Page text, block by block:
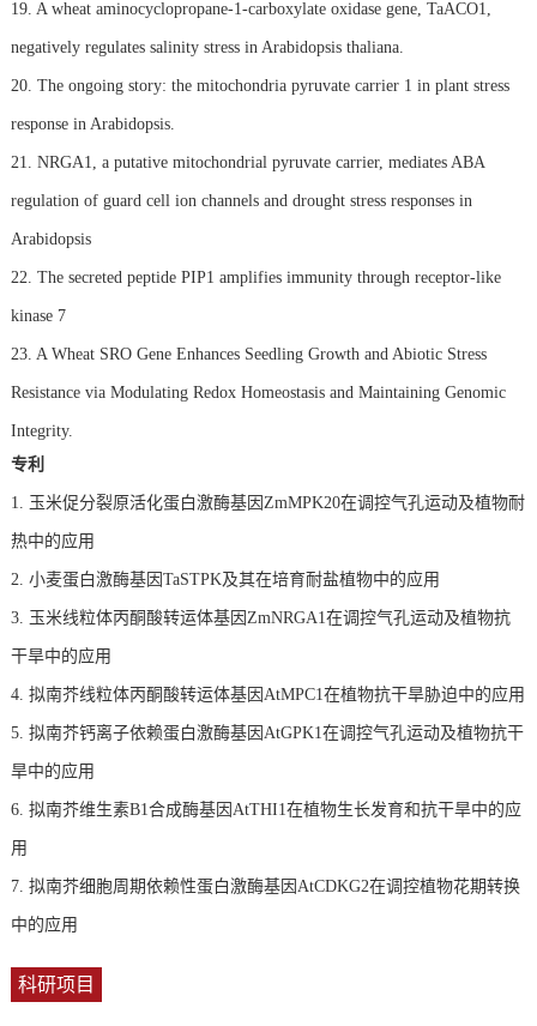
19. A wheat aminocyclopropane-1-carboxylate oxidase gene, TaACO1,
negatively regulates salinity stress in Arabidopsis thaliana.
20. The ongoing story: the mitochondria pyruvate carrier 1 in plant stress
response in Arabidopsis.
21. NRGA1, a putative mitochondrial pyruvate carrier, mediates ABA
regulation of guard cell ion channels and drought stress responses in
Arabidopsis
22. The secreted peptide PIP1 amplifies immunity through receptor-like
kinase 7
23. A Wheat SRO Gene Enhances Seedling Growth and Abiotic Stress
Resistance via Modulating Redox Homeostasis and Maintaining Genomic
Integrity.
专利
1. 玉米促分裂原活化蛋白激酶基因ZmMPK20在调控气孔运动及植物耐
热中的应用
2. 小麦蛋白激酶基因TaSTPK及其在培育耐盐植物中的应用
3. 玉米线粒体丙酮酸转运体基因ZmNRGA1在调控气孔运动及植物抗
干旱中的应用
4. 拟南芥线粒体丙酮酸转运体基因AtMPC1在植物抗干旱胁迫中的应用
5. 拟南芥钙离子依赖蛋白激酶基因AtGPK1在调控气孔运动及植物抗干
旱中的应用
6. 拟南芥维生素B1合成酶基因AtTHI1在植物生长发育和抗干旱中的应
用
7. 拟南芥细胞周期依赖性蛋白激酶基因AtCDKG2在调控植物花期转换
中的应用
科研项目